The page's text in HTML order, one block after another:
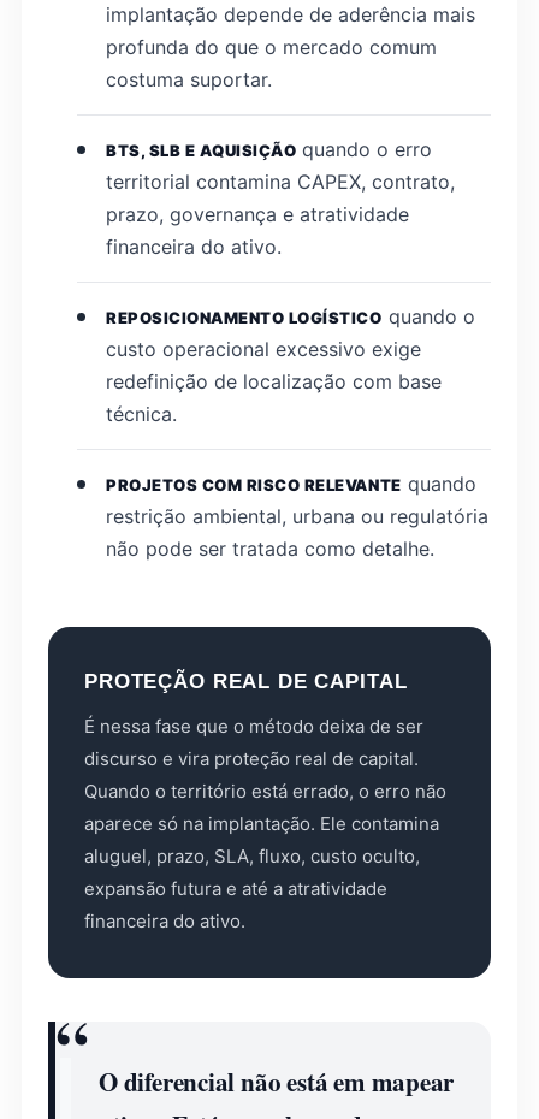
implantação depende de aderência mais
profunda do que o mercado comum
costuma suportar.
BTS, SLB E AQUISIÇÃO quando o erro
territorial contamina CAPEX, contrato,
prazo, governança e atratividade
financeira do ativo.
REPOSICIONAMENTO LOGÍSTICO quando o
custo operacional excessivo exige
redefinição de localização com base
técnica.
PROJETOS COM RISCO RELEVANTE quando
restrição ambiental, urbana ou regulatória
não pode ser tratada como detalhe.
PROTEÇÃO REAL DE CAPITAL
É nessa fase que o método deixa de ser
discurso e vira proteção real de capital.
Quando o território está errado, o erro não
aparece só na implantação. Ele contamina
aluguel, prazo, SLA, fluxo, custo oculto,
expansão futura e até a atratividade
financeira do ativo.
O diferencial não está em mapear